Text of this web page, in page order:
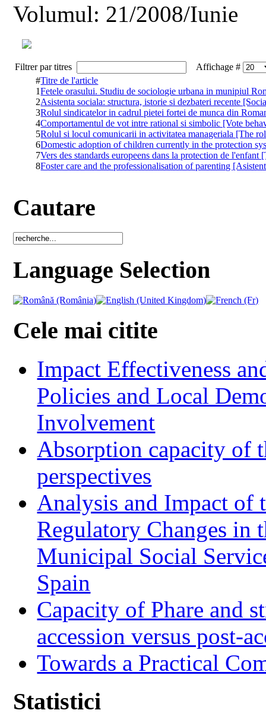
Volumul: 21/2008/Iunie
Filtrer par titres
Affichage #
#Titre de l'article
1Fetele orasului. Studiu de sociologie urbana in munipiul
2Asistenta sociala: structura, istorie si dezbateri recente
3Rolul sindicatelor in cadrul pietei fortei de munca din
4Comportamentul de vot intre rational si simbolic [Vote
5Rolul si locul comunicarii in activitatea manageriala [The
6Domestic adoption of children currently in the protection
7Vers des standards europeens dans la protection de
8Foster care and the professionalisation of parenting
Cautare
Language Selection
Cele mai citite
Impact Effectiveness
Policies and Local
Involvement
Absorption capacity of
perspectives
Analysis and Impact of
Regulatory Changes in
Municipal Social
Spain
Capacity of Phare and
accession versus post-
Towards a Practical
Statistici